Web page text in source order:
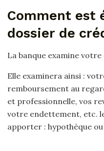
Comment est
dossier de
La banque examine
Elle examinera ainsi :
remboursement au
et professionnelle, vos
votre endettement, etc.
apporter : hypothèque